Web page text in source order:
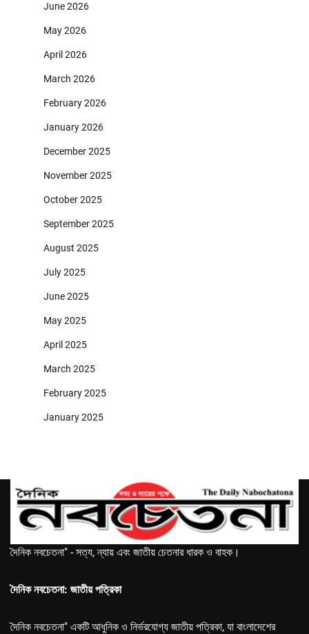
June 2026
May 2026
April 2026
March 2026
February 2026
January 2026
December 2025
November 2025
October 2025
September 2025
August 2025
July 2025
June 2025
May 2025
April 2025
March 2025
February 2025
January 2025
দৈনিক নবচেতনা" - সত্য, ন্যায় এবং জাতীয় চেতনার ধারক ও বাহক।
দৈনিক নবচেতনা: জাতীয় পত্রিকা
দৈনিক নবচেতনা" একটি আধুনিক ও নির্ভরযোগ্য জাতীয় পত্রিকা, যা বাংলাদেশের